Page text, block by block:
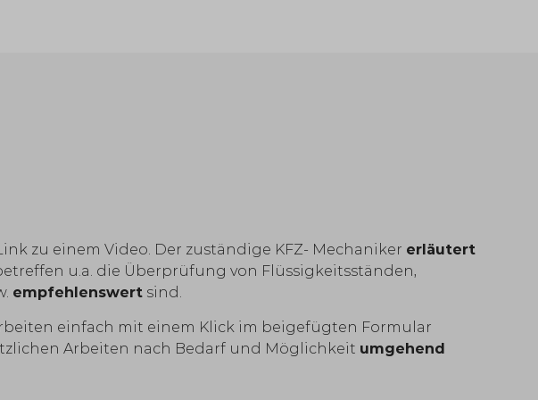
zu einem Video. Der zuständige KFZ- Mechaniker erläutert
u.a. die Überprüfung von Flüssigkeitsständen,
empfehlenswert sind.
einfach mit einem Klick im beigefügten Formular
Arbeiten nach Bedarf und Möglichkeit umgehend